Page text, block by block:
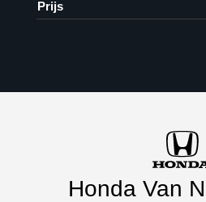
Prijs
Honda Van